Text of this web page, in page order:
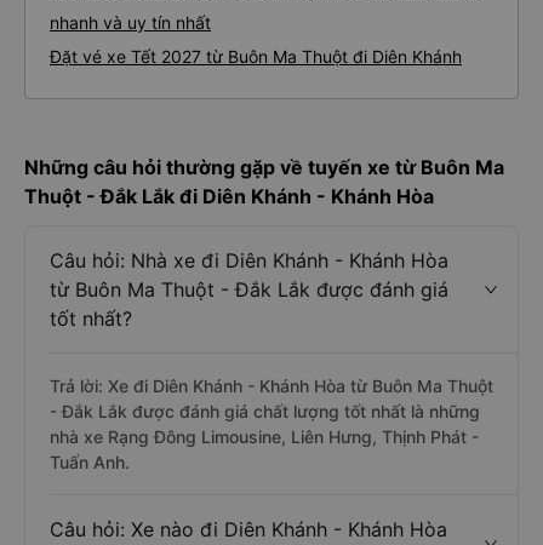
nhanh và uy tín nhất
Đặt vé xe Tết 2027 từ Buôn Ma Thuột đi Diên Khánh
Những câu hỏi thường gặp về tuyến xe từ Buôn Ma
Thuột - Đắk Lắk đi Diên Khánh - Khánh Hòa
Câu hỏi: Nhà xe đi Diên Khánh - Khánh Hòa
từ Buôn Ma Thuột - Đắk Lắk được đánh giá
tốt nhất?
Trả lời: Xe đi Diên Khánh - Khánh Hòa từ Buôn Ma Thuột
- Đắk Lắk được đánh giá chất lượng tốt nhất là những
nhà xe Rạng Đông Limousine, Liên Hưng, Thịnh Phát -
Tuấn Anh.
Câu hỏi: Xe nào đi Diên Khánh - Khánh Hòa